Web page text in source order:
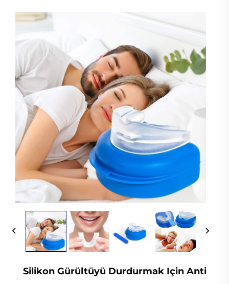
Silikon Gürültüyü Durdurmak Için Anti